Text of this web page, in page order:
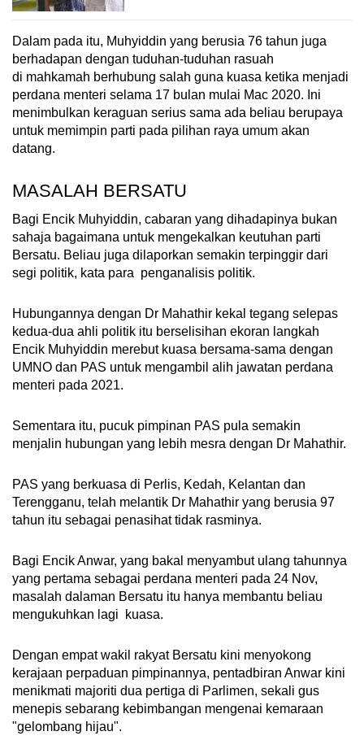
Dalam pada itu, Muhyiddin yang berusia 76 tahun juga
berhadapan dengan tuduhan-tuduhan rasuah
di mahkamah berhubung salah guna kuasa ketika menjadi
perdana menteri selama 17 bulan mulai Mac 2020. Ini
menimbulkan keraguan serius sama ada beliau berupaya
untuk memimpin parti pada pilihan raya umum akan
datang.
MASALAH BERSATU
Bagi Encik Muhyiddin, cabaran yang dihadapinya bukan
sahaja bagaimana untuk mengekalkan keutuhan parti
Bersatu. Beliau juga dilaporkan semakin terpinggir dari
segi politik, kata para penganalisis politik.
Hubungannya dengan Dr Mahathir kekal tegang selepas
kedua-dua ahli politik itu berselisihan ekoran langkah
Encik Muhyiddin merebut kuasa bersama-sama dengan
UMNO dan PAS untuk mengambil alih jawatan perdana
menteri pada 2021.
Sementara itu, pucuk pimpinan PAS pula semakin
menjalin hubungan yang lebih mesra dengan Dr Mahathir.
PAS yang berkuasa di Perlis, Kedah, Kelantan dan
Terengganu, telah melantik Dr Mahathir yang berusia 97
tahun itu sebagai penasihat tidak rasminya.
Bagi Encik Anwar, yang bakal menyambut ulang tahunnya
yang pertama sebagai perdana menteri pada 24 Nov,
masalah dalaman Bersatu itu hanya membantu beliau
mengukuhkan lagi kuasa.
Dengan empat wakil rakyat Bersatu kini menyokong
kerajaan perpaduan pimpinannya, pentadbiran Anwar kini
menikmati majoriti dua pertiga di Parlimen, sekali gus
menepis sebarang kebimbangan mengenai kemaraan
"gelombang hijau".